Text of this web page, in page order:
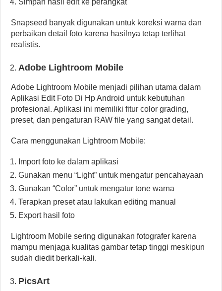
Snapseed banyak digunakan untuk koreksi warna dan
perbaikan detail foto karena hasilnya tetap terlihat
realistis.
Adobe Lightroom Mobile
Adobe Lightroom Mobile menjadi pilihan utama dalam
Aplikasi Edit Foto Di Hp Android untuk kebutuhan
profesional. Aplikasi ini memiliki fitur color grading,
preset, dan pengaturan RAW file yang sangat detail.
Cara menggunakan Lightroom Mobile:
Import foto ke dalam aplikasi
Gunakan menu “Light” untuk mengatur pencahayaan
Gunakan “Color” untuk mengatur tone warna
Terapkan preset atau lakukan editing manual
Export hasil foto
Lightroom Mobile sering digunakan fotografer karena
mampu menjaga kualitas gambar tetap tinggi meskipun
sudah diedit berkali-kali.
PicsArt